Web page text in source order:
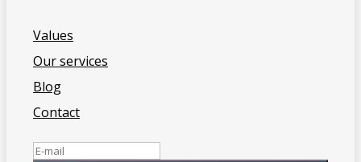
Values
Our services
Blog
Contact